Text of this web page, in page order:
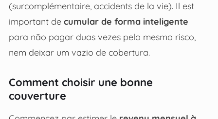
(surcomplémentaire, accidents de la vie). Il est
important de cumular de forma inteligente
para não pagar duas vezes pelo mesmo risco,
nem deixar um vazio de cobertura.
Comment choisir une bonne
couverture